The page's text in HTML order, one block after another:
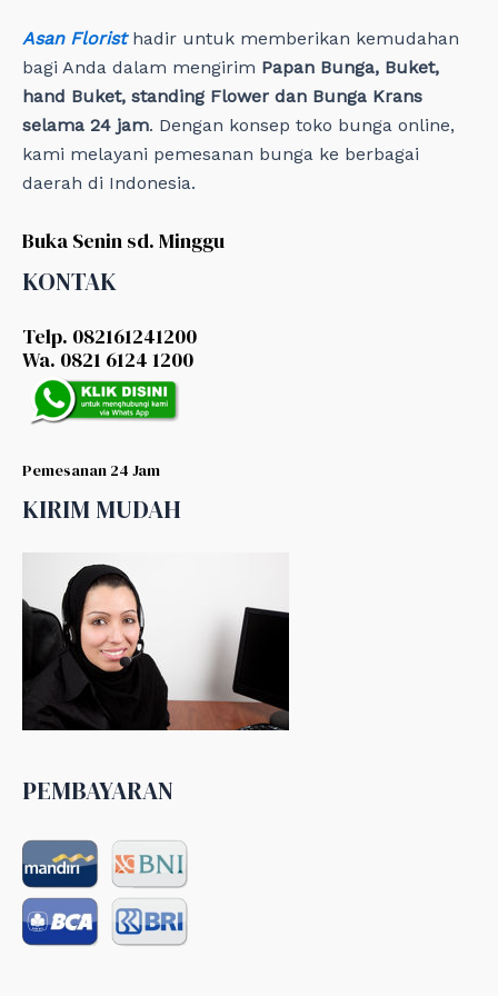
Asan Floristhadir untuk memberikan kemudahan
bagi Anda dalam mengirim Papan Bunga, Buket,
hand Buket, standing Flower dan Bunga Krans
selama 24 jam. Dengan konsep toko bunga online,
kami melayani pemesanan bunga ke berbagai
daerah di Indonesia.
Buka Senin sd. Minggu
KONTAK
Telp. 082161241200
Wa. 0821 6124 1200
Pemesanan 24 Jam
KIRIM MUDAH
PEMBAYARAN